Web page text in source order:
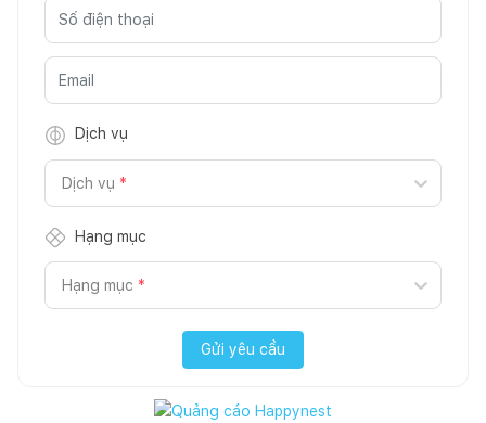
Dịch vụ
Dịch vụ *
Hạng mục
Hạng mục *
Gửi yêu cầu